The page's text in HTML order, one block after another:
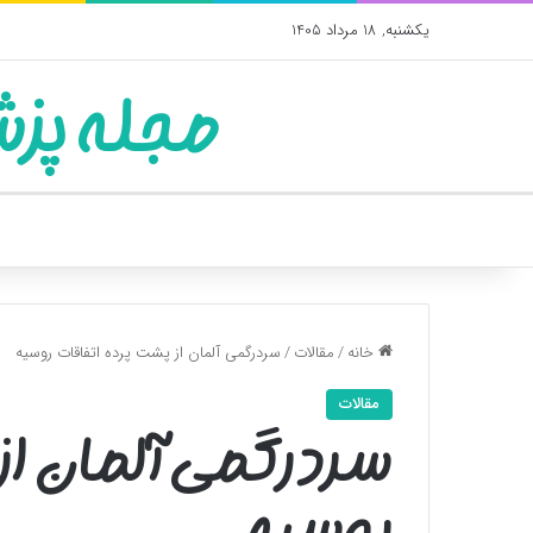
یکشنبه, 18 مرداد 1405
مجله
خانه/مقالات/سردرگمی آلمان از پشت پرده‌ اتفاقات روسیه
مقالات
سردرگمی آلمان